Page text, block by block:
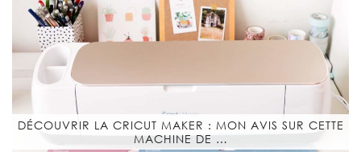
DÉCOUVRIR LA CRICUT MAKER : MON AVIS SUR CETTE
MACHINE DE …